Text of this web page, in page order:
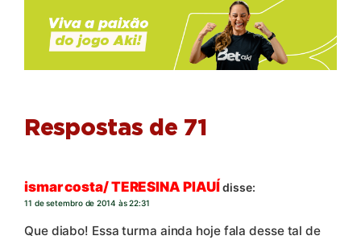
Respostas de 71
ismar costa/ TERESINA PIAUÍdisse:
11 de setembro de 2014 às 22:31
Que diabo! Essa turma ainda hoje fala desse tal de